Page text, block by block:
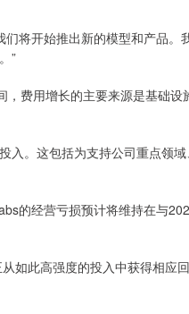
将开始推出新的模型和产品。
”
费用增长的主要来源是基础设
入。这包括为支持公司重点领
的经营亏损预计将维持在与
如此高强度的投入中获得相应回